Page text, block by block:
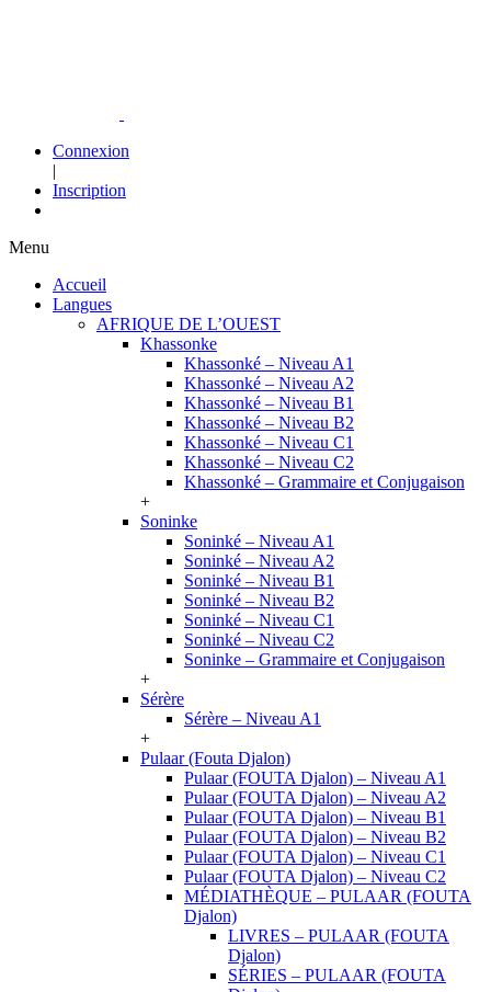
Connexion
|
Inscription
Menu
Accueil
Langues
AFRIQUE DE L’OUEST
Khassonke
Khassonké – Niveau A1
Khassonké – Niveau A2
Khassonké – Niveau B1
Khassonké – Niveau B2
Khassonké – Niveau C1
Khassonké – Niveau C2
Khassonké – Grammaire et Conjugaison
+
Soninke
Soninké – Niveau A1
Soninké – Niveau A2
Soninké – Niveau B1
Soninké – Niveau B2
Soninké – Niveau C1
Soninké – Niveau C2
Soninke – Grammaire et Conjugaison
+
Sérère
Sérère – Niveau A1
+
Pulaar (Fouta Djalon)
Pulaar (FOUTA Djalon) – Niveau A1
Pulaar (FOUTA Djalon) – Niveau A2
Pulaar (FOUTA Djalon) – Niveau B1
Pulaar (FOUTA Djalon) – Niveau B2
Pulaar (FOUTA Djalon) – Niveau C1
Pulaar (FOUTA Djalon) – Niveau C2
MÉDIATHÈQUE – PULAAR (FOUTA
Djalon)
LIVRES – PULAAR (FOUTA
Djalon)
SÉRIES – PULAAR (FOUTA